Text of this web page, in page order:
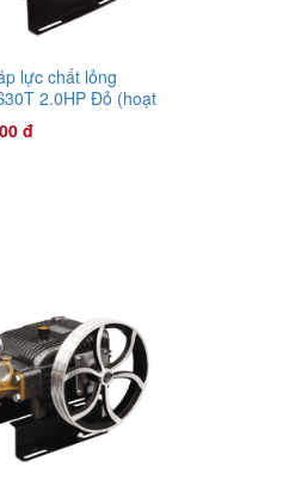
lỏng Con Ong
Xanh mờ
lực chất lỏng
2.0HP Đỏ (hoạt
kéo động cơ)
đ